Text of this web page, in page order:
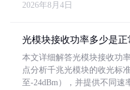
2026年8月4日
光模块接收功率多少是正
本文详细解答光模块接收功
点分析千兆光模块的收光标
至-24dBm），并提供不同